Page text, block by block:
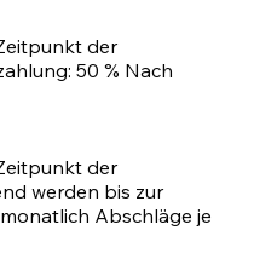
der
50 % Nach
der
werden bis zur
Abschläge je